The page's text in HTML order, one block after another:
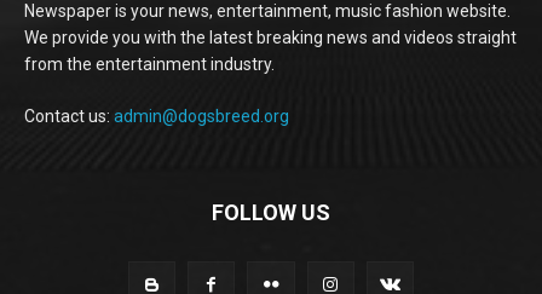
Newspaper is your news, entertainment, music fashion website.
We provide you with the latest breaking news and videos straight
from the entertainment industry.
Contact us: admin@dogsbreed.org
FOLLOW US